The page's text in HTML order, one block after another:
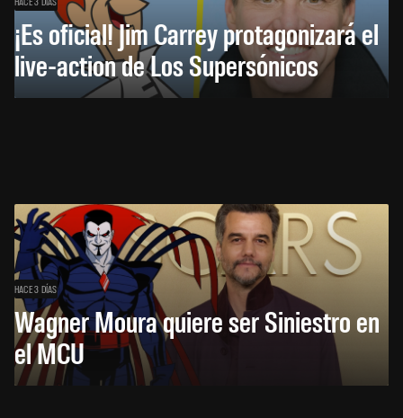
¡Es oficial! Jim Carrey protagonizará el
live-action de Los Supersónicos
HACE 3 DÍAS
Wagner Moura quiere ser Siniestro en
el MCU